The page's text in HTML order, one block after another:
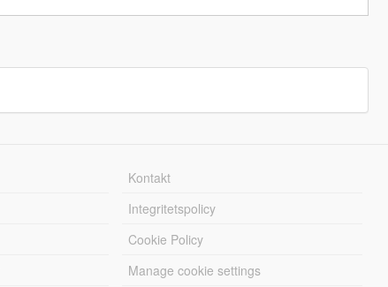
Kontakt
Integritetspolicy
Cookie Policy
Manage cookie settings